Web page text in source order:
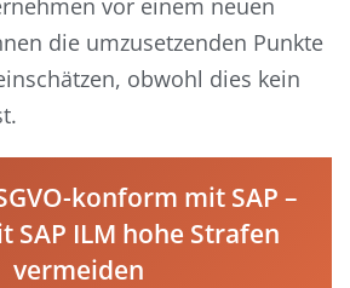
vor einem neuen
die umzusetzenden Punkte
obwohl dies kein
konform mit SAP –
SAP ILM hohe Strafen
vermeiden